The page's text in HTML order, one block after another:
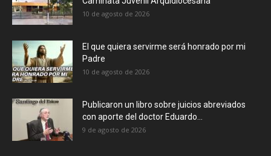
10 de agosto de 2026
El que quiera servirme será honrado por mi
Padre
10 de agosto de 2026
Publicaron un libro sobre juicios abreviados
con aporte del doctor Eduardo...
9 de agosto de 2026